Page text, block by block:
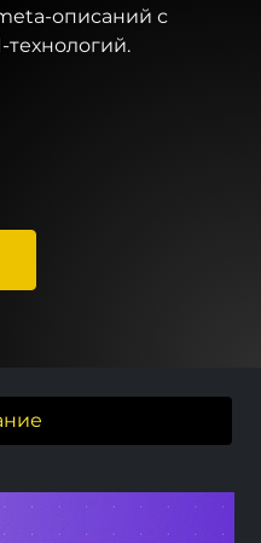
описаний с